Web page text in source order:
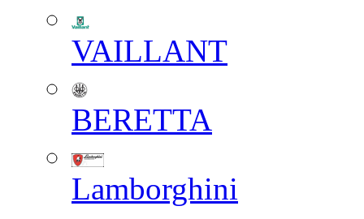
VAILLANT
BERETTA
Lamborghini